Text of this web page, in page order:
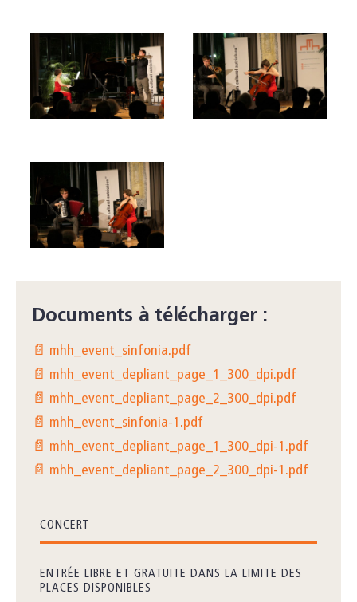
Documents à télécharger :
📄 mhh_event_sinfonia.pdf
📄 mhh_event_depliant_page_1_300_dpi.pdf
📄 mhh_event_depliant_page_2_300_dpi.pdf
📄 mhh_event_sinfonia-1.pdf
📄 mhh_event_depliant_page_1_300_dpi-1.pdf
📄 mhh_event_depliant_page_2_300_dpi-1.pdf
CONCERT
ENTRÉE LIBRE ET GRATUITE DANS LA LIMITE DES
PLACES DISPONIBLES